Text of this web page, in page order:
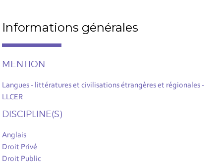
Informations générales
MENTION
Langues - littératures et civilisations étrangères et régionales -
LLCER
DISCIPLINE(S)
Anglais
Droit Privé
Droit Public